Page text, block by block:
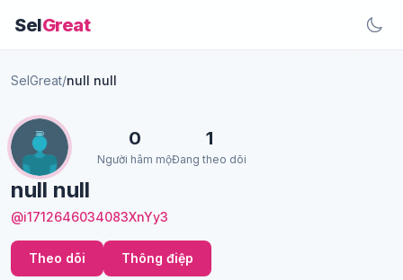
SelGreat
SelGreat/null null
null null
@i1712646034083XnYy3
0
Người hâm mộ
1
Đang theo dõi
Theo dõi Thông điệp